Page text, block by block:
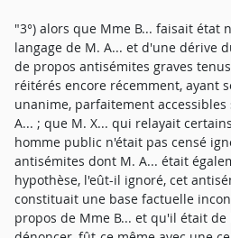
"3°) alors que Mme B... faisait état
langage de M. A... et d'une dérive
de propos antisémites graves
réitérés encore récemment, ayant
unanime, parfaitement
A... ; que M. X... qui relayait
homme public n'était pas censé
antisémites dont M. A... était
hypothèse, l'eût-il ignoré, cet
constituait une base factuelle
propos de Mme B... et qu'il était